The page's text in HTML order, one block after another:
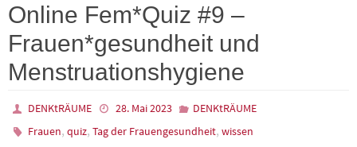
Online Fem*Quiz #9 –
Frauen*gesundheit und
Menstruationshygiene
DENKtRÄUME 28. Mai 2023
DENKtRÄUME
Frauen,quiz,Tag der Frauengesundheit,wissen